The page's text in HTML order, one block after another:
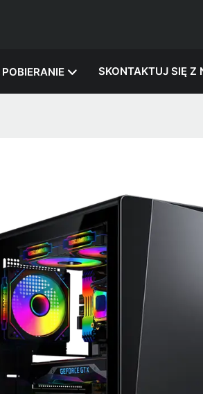
POBIERANIE SKONTAKTUJ SIĘ Z